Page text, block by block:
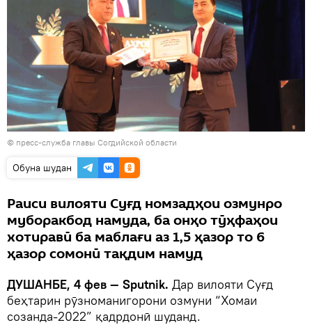
© пресс-служба главы Согдийской области
Обуна шудан
Раиси вилояти Суғд номзадҳои озмунро
муборакбод намуда, ба онҳо тӯҳфаҳои
хотиравӣ ба маблағи аз 1,5 ҳазор то 6
ҳазор сомонӣ тақдим намуд
ДУШАНБЕ, 4 фев — Sputnik. Дар вилояти Суғд
беҳтарин рӯзноманигорони озмуни “Хомаи
созанда-2022” қадрдонӣ шуданд.